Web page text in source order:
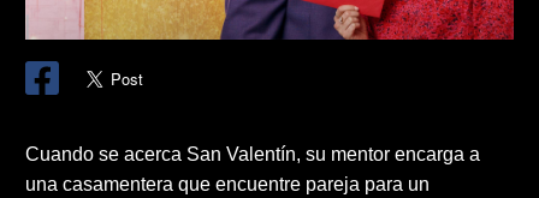
Cuando se acerca San Valentín, su mentor encarga a
una casamentera que encuentre pareja para un